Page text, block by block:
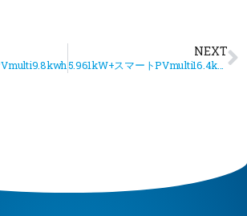
NEXT
5.961kW+スマートPVmulti16.4kwh